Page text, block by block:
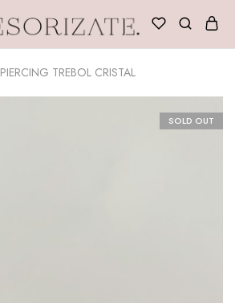
PIERCING TREBOL CRISTAL
SOLD OUT